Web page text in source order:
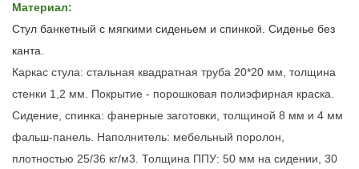
Материал:
Стул банкетный с мягкими сиденьем и спинкой. Сиденье без
канта.
Каркас стула: стальная квадратная труба 20*20 мм, толщина
стенки 1,2 мм. Покрытие - порошковая полиэфирная краска.
Сидение, спинка: фанерные заготовки, толщиной 8 мм и 4 мм
фальш-панель. Наполнитель: мебельный поролон,
плотностью 25/36 кг/м3. Толщина ППУ: 50 мм на сидении, 30